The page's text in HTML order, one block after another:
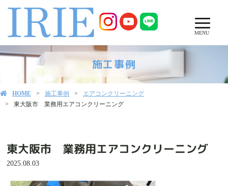
MENU
施工事例
HOME 施工事例
エアコンクリーニング
東大阪市 業務用エアコンクリーニング
東大阪市 業務用エアコンクリーニング
2025.08.03